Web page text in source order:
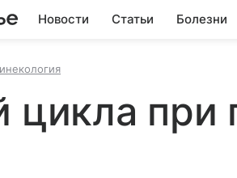
Новости Статьи Болезни
цикла